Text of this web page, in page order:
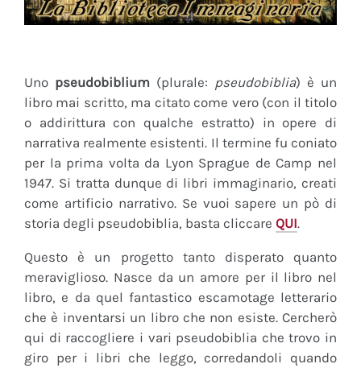
Uno pseudobiblium (plurale: pseudobiblia) è un
libro mai scritto, ma citato come vero (con il titolo
o addirittura con qualche estratto) in opere di
narrativa realmente esistenti. Il termine fu coniato
per la prima volta da Lyon Sprague de Camp nel
1947. Si tratta dunque di libri immaginario, creati
come artificio narrativo. Se vuoi sapere un pò di
storia degli pseudobiblia, basta cliccare QUI.
Questo è un progetto tanto disperato quanto
meraviglioso. Nasce da un amore per il libro nel
libro, e da quel fantastico escamotage letterario
che è inventarsi un libro che non esiste. Cercherò
qui di raccogliere i vari pseudobiblia che trovo in
giro per i libri che leggo, corredandoli quando